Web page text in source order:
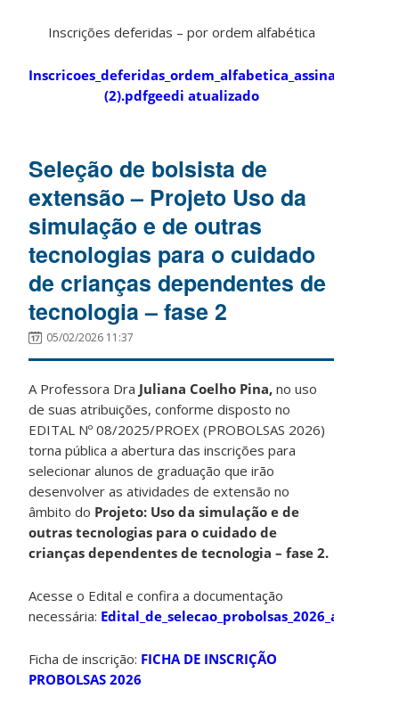
Inscrições deferidas – por ordem alfabética
Inscricoes_deferidas_ordem_alfabetica_assinado
(2).pdfgeedi atualizado
Seleção de bolsista de
extensão – Projeto Uso da
simulação e de outras
tecnologias para o cuidado
de crianças dependentes de
tecnologia – fase 2
05/02/2026 11:37
A Professora Dra Juliana Coelho Pina,no uso
de suas atribuições, conforme disposto no
EDITAL Nº 08/2025/PROEX (PROBOLSAS 2026)
torna pública a abertura das inscrições para
selecionar alunos de graduação que irão
desenvolver as atividades de extensão no
âmbito do Projeto: Uso da simulação e de
outras tecnologias para o cuidado de
crianças dependentes de tecnologia – fase 2.
Acesse o Edital e confira a documentação
necessária: Edital_de_selecao_probolsas_2026_assinado
Ficha de inscrição: FICHA DE INSCRIÇÃO
PROBOLSAS 2026